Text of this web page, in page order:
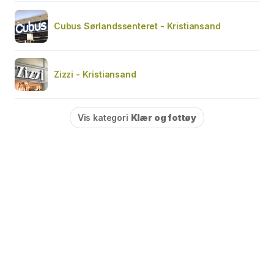
Cubus Sørlandssenteret - Kristiansand
Zizzi - Kristiansand
Vis kategori Klær og fottøy